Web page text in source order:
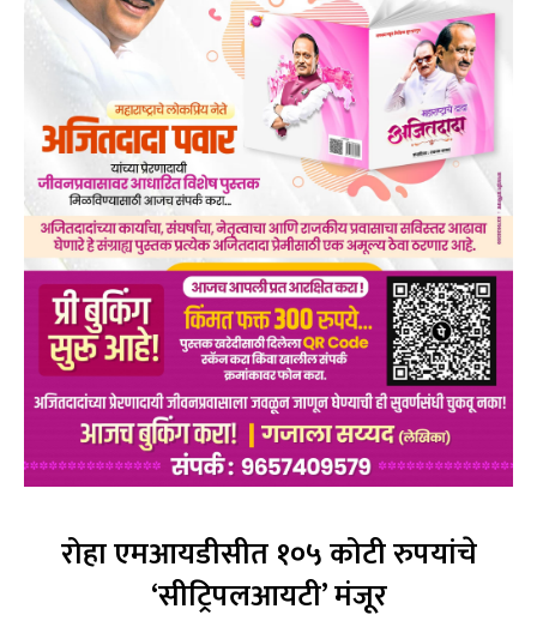
रोहा एमआयडीसीत १०५ कोटी रुपयांचे
‘सीट्रिपलआयटी’ मंजूर